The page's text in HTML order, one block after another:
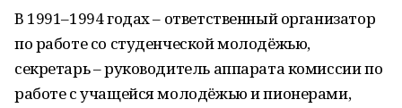
В 1991–1994 годах – ответственный организатор
по работе со студенческой молодёжью,
секретарь – руководитель аппарата комиссии по
работе с учащейся молодёжью и пионерами,